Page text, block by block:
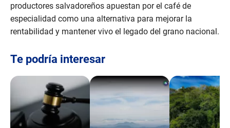
,
4
5
s
o
n
s
productores salvadoreños apuestan por el café de
especialidad como una alternativa para mejorar la
rentabilidad y mantener vivo el legado del grano nacional.
Te podría interesar